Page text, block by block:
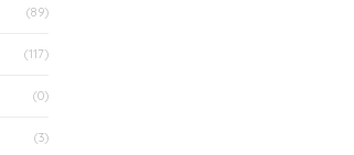
(89)
(117)
(0)
(3)